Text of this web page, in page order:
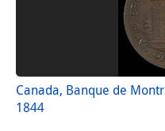
Canada, Banque de
1844